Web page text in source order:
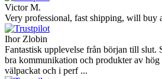
Victor M.
Very professional, fast shipping, will buy
Ihor Zlobin
Fantastisk upplevelse från början till slut.
bra kommunikation och produkter av
välpackat och i perf ...